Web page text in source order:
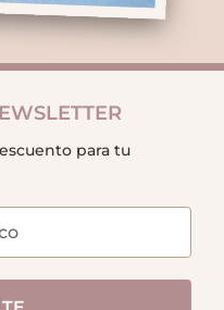
para tu